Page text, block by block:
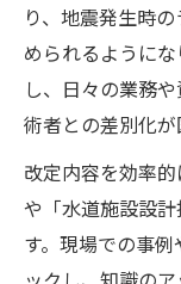
り、地震発生時
められるように
し、日々の業務
術者との差別化が
改定内容を効率
や「水道施設設計
す。現場での事